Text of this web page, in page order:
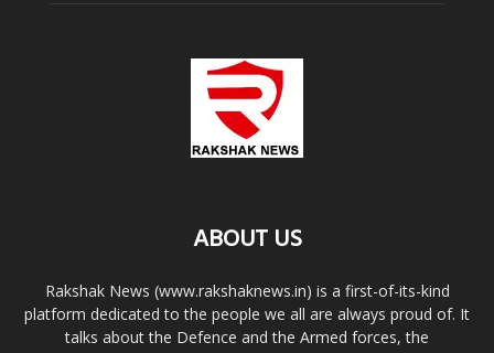
ABOUT US
Rakshak News (www.rakshaknews.in) is a first-of-its-kind
platform dedicated to the people we all are always proud of. It
talks about the Defence and the Armed forces, the